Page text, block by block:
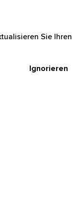
Sie Ihren
Ignorieren